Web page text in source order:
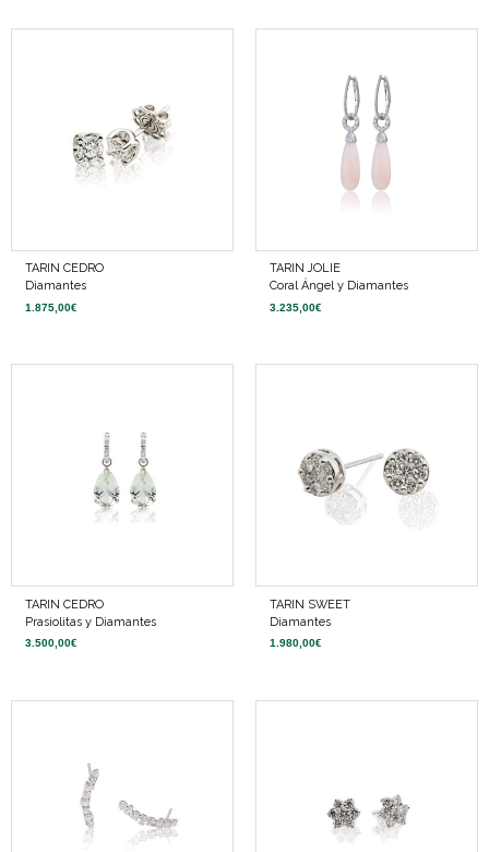
TARIN CEDRO
Diamantes
1.875,00€
TARIN JOLIE
Coral Ángel y Diamantes
3.235,00€
TARIN CEDRO
Prasiolitas y Diamantes
3.500,00€
TARIN SWEET
Diamantes
1.980,00€